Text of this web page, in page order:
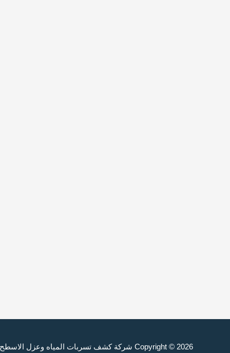
Copyright © 2026 شركة كشف تسربات المياه وعزل الاسطح